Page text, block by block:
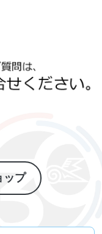
ップ